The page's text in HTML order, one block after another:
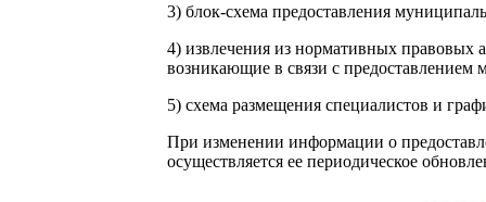
3) блок-схема предоставления
4) извлечения из нормативных правовых
возникающие в связи с предоставлением
5) схема размещения специалистов и
При изменении информации о
осуществляется ее периодическое